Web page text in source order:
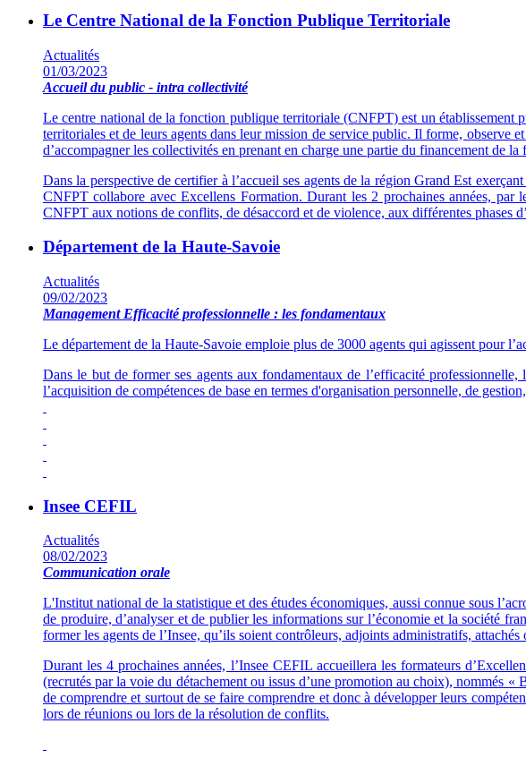
Le Centre National de la Fonction Publique Territoriale
Actualités
01/03/2023
Accueil du public - intra collectivité
Le centre national de la fonction publique territoriale (CNFPT) est un établissement
territoriales et de leurs agents dans leur mission de service public. Il forme, observe
d’accompagner les collectivités en prenant en charge une partie du financement de
Dans la perspective de certifier à l’accueil ses agents de la région Grand Est
CNFPT collabore avec Excellens Formation. Durant les 2 prochaines années,
CNFPT aux notions de conflits, de désaccord et de violence, aux différentes phases
Département de la Haute-Savoie
Actualités
09/02/2023
Management Efficacité professionnelle : les fondamentaux
Le département de la Haute-Savoie emploie plus de 3000 agents qui agissent pour
Dans le but de former ses agents aux fondamentaux de l’efficacité
l’acquisition de compétences de base en termes d'organisation personnelle, de
Insee CEFIL
Actualités
08/02/2023
Communication orale
L'Institut national de la statistique et des études économiques, aussi connue sous
de produire, d’analyser et de publier les informations sur l’économie et la société
former les agents de l’Insee, qu’ils soient contrôleurs, adjoints administratifs,
Durant les 4 prochaines années, l’Insee CEFIL accueillera les formateurs
(recrutés par la voie du détachement ou issus d’une promotion au choix), nommés
de comprendre et surtout de se faire comprendre et donc à développer leurs
lors de réunions ou lors de la résolution de conflits.